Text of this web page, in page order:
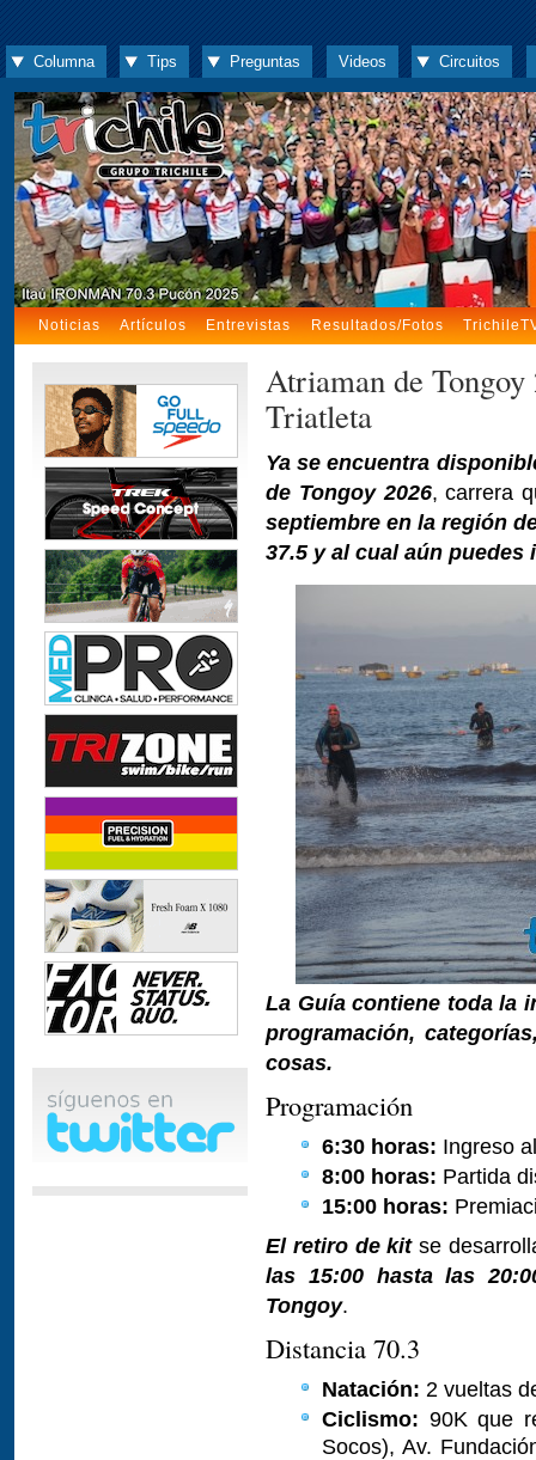
Columna Tips Preguntas Videos Circuitos
Noticias Artículos Entrevistas Resultados/Fotos
Atriaman de Tongoy
Triatleta
Ya se encuentra
de Tongoy 2026, carrera
septiembre en la región
37.5 y al cual aún puedes
La Guía contiene toda la
programación,
cosas.
Programación
6:30 horas: Ingreso
8:00 horas: Partida
15:00 horas:
El retiro de kit se
las 15:00 hasta las
Tongoy.
Distancia 70.3
Natación: 2 vueltas
Ciclismo: 90K que
Socos), Av.